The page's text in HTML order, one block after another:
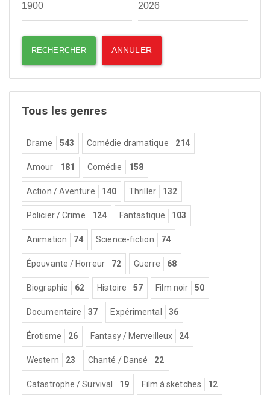
Tous les genres
Drame 543 Comédie dramatique 214
Amour 181 Comédie 158
Action / Aventure 140 Thriller 132
Policier / Crime 124 Fantastique 103
Animation 74 Science-fiction 74
Épouvante / Horreur 72 Guerre 68
Biographie 62 Histoire 57 Film noir 50
Documentaire 37 Expérimental 36
Érotisme 26 Fantasy / Merveilleux 24
Western 23 Chanté / Dansé 22
Catastrophe / Survival 19 Film à sketches 12